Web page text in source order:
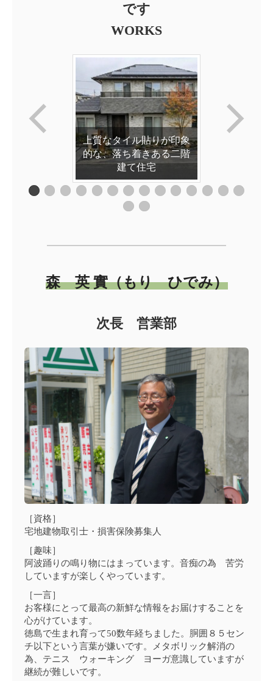
です
WORKS
上質なタイル貼りが印象
的な、落ち着きある二階
建て住宅
モノトーンタイルが映え
る、モダンな二階建て住
宅
モダンデザインロフト付
き平屋
ガルバリウムの平屋スタ
イル
小屋裏収納付き平屋
総タイル貼りのサンルー
ムのある住まい
屋上庭園のある住まい
総タイル貼りの邸宅
総タイル張りの家美馬市
広いバルコニーのタイル
張りの家
ブリティッシュスタイル
な家
２×6シンプルモダン
カジュアルデザインな家
ロフトのある平屋生活
モノトーン・シンプルモ
ダンな家
タイル貼りのシンプルモ
ダンな家
森 英 實（もり ひでみ）
次長 営業部
［資格］
宅地建物取引士・損害保険募集人
［趣味］
阿波踊りの鳴り物にはまっています。音痴の為 苦労
していますが楽しくやっています。
［一言］
お客様にとって最高の新鮮な情報をお届けすることを
心がけています。
徳島で生まれ育って50数年経ちました。胴囲８５セン
チ以下という言葉が嫌いです。メタボリック解消の
為、テニス ウォーキング ヨーガ意識していますが
継続が難しいです。